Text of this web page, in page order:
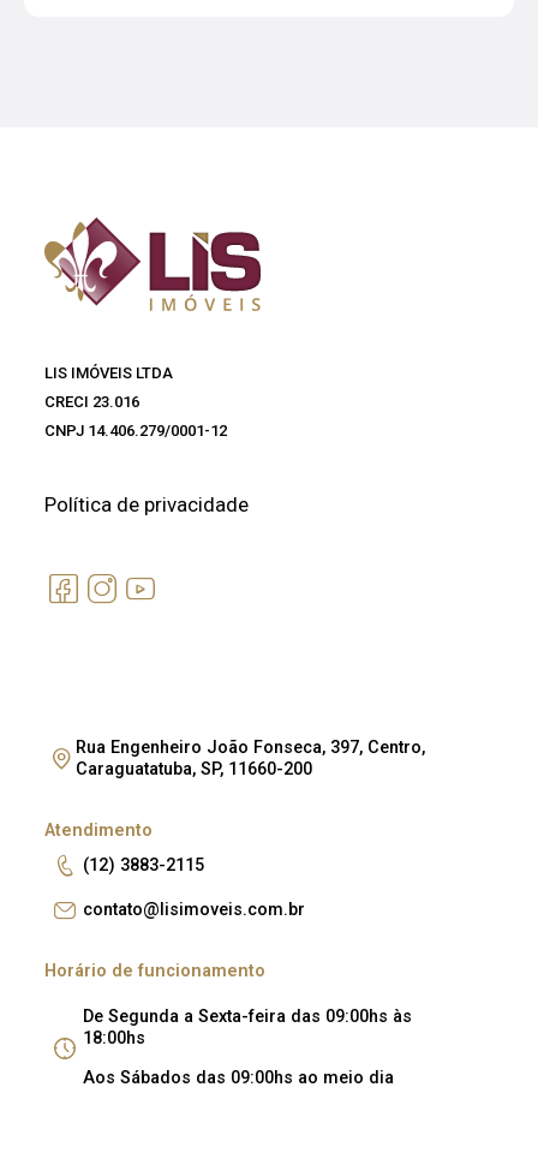
LIS IMÓVEIS LTDA
CRECI 23.016
CNPJ 14.406.279/0001-12
Política de privacidade
Rua Engenheiro João Fonseca, 397, Centro,
Caraguatatuba, SP, 11660-200
Atendimento
(12) 3883-2115
contato@lisimoveis.com.br
Horário de funcionamento
De Segunda a Sexta-feira das 09:00hs às
18:00hs
Aos Sábados das 09:00hs ao meio dia